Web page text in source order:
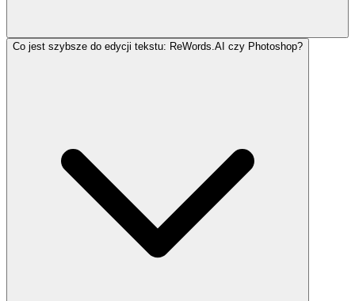
Co jest szybsze do edycji tekstu: ReWords.AI czy Photoshop?